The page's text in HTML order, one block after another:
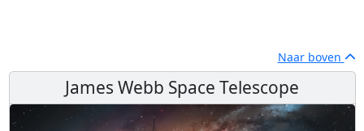
Naar boven
James Webb Space Telescope